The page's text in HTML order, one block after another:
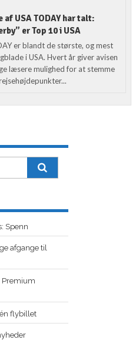
af USA TODAY har talt:
er Top 10 i USA
er blandt de største, og mest
i USA. Hvert år giver avisen
læsere mulighed for at stemme
Spenn
afgange til
Premium
flybillet